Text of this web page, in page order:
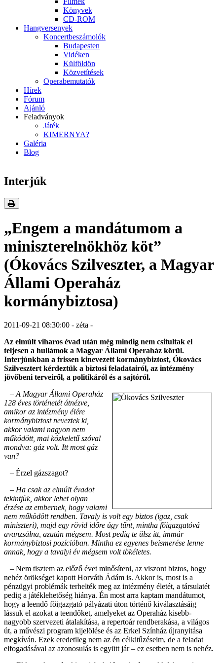
Könyvek
CD-ROM
Hangversenyek
Koncertbeszámolók
Budapesten
Vidéken
Külföldön
Közvetítések
Operabemutatók
Hírek
Fórum
Ajánló
Feladványok
Játék
KIMERNYA?
Galéria
Blog
Interjúk
„Engem a mandátumom a
miniszterelnökhöz köt”
(Ókovács Szilveszter, a Magyar
Állami Operaház
kormánybiztosa)
2011-09-21 08:30:00 - zéta -
Az elmúlt viharos évad után még mindig nem csitultak el
teljesen a hullámok a Magyar Állami Operaház körül.
Interjúnkban a frissen kinevezett kormánybiztost, Ókovács
Szilvesztert kérdeztük a biztosi feladatairól, az intézmény
jövőbeni terveiről, a politikáról és a sajtóról.
– A Magyar Állami Operaház
128 éves történetét átnézve,
amikor az intézmény élére
kormánybiztost neveztek ki,
akkor valami nagyon nem
működött, mai közkeletű szóval
mondva: gáz volt. Itt most gáz
van?
– Érzel gázszagot?
– Ha csak az elmúlt évadot
tekintjük, akkor lehet olyan
érzése az embernek, hogy valami
nem működött rendben. Tavaly is volt egy biztos (igaz, csak
miniszteri), majd egy rövid időre úgy tűnt, mintha főigazgatóvá
avanzsálna, azután mégsem. Most pedig te ülsz itt, immár
kormánybiztosi pozícióban. Mintha ez egyenes beismerése lenne
annak, hogy a tavalyi év mégsem volt tökéletes.
– Nem tisztem az előző évet minősíteni, az viszont biztos, hogy
nehéz örökséget kapott Horváth Ádám is. Akkor is, most is a
pénzügyi problémák terhelték meg az intézmény életét, a társulatét
pedig a játéklehetőség hiánya. Én most arra kaptam mandátumot,
hogy a leendő főigazgató pályázati úton történő kiválasztásáig
lássuk el azokat a teendőket, amelyeket az Operaház kisebb-
nagyobb szervezeti átalakítása, a repertoár rendberakása, a világos
út, a művészi program kijelölése és az Erkel Színház újranyitása
megkíván. Ezek eredetileg nem az én célkitűzéseim, de a feladat
elfogadásával az azonosulás is együtt jár – ez esetben nem is nehéz.